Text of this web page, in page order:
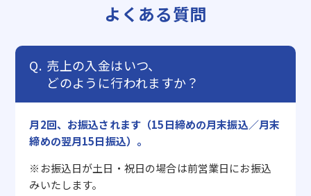
よくある質問
売上の入金はいつ、
どのように行われますか？
月2回、お振込されます（15日締めの月末振込／月末
締めの翌月15日振込）。
※お振込日が土日・祝日の場合は前営業日にお振込
みいたします。